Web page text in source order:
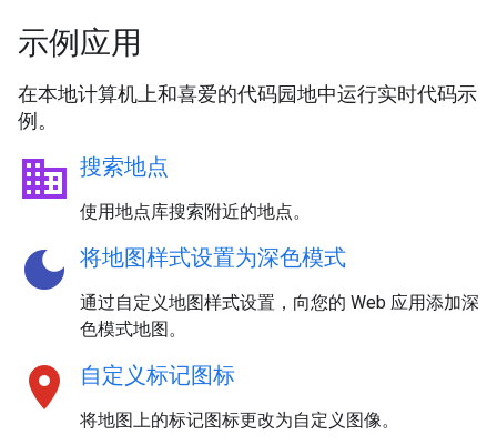
示例应用
在本地计算机上和喜爱的代码园地中运行实时代码示
例。
business 搜索地点
使用地点库搜索附近的地点。
dark_mode 将地图样式设置为深色模式
通过自定义地图样式设置，向您的 Web 应用添加深
色模式地图。
location_on 自定义标记图标
将地图上的标记图标更改为自定义图像。